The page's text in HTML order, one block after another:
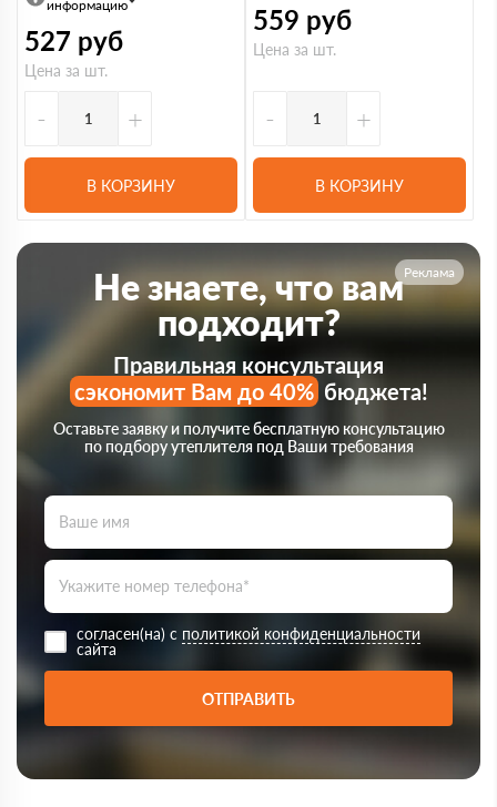
информацию
527 руб
Цена за шт.
- +
В КОРЗИНУ
559 руб
Цена за шт.
- +
В КОРЗИНУ
Реклама
Не знаете, что вам
подходит?
Правильная консультация
сэкономит Вам до 40%бюджета!
Оставьте заявку и получите бесплатную консультацию
по подбору утеплителя под Ваши требования
согласен(на) с политикой конфиденциальности
сайта
ОТПРАВИТЬ